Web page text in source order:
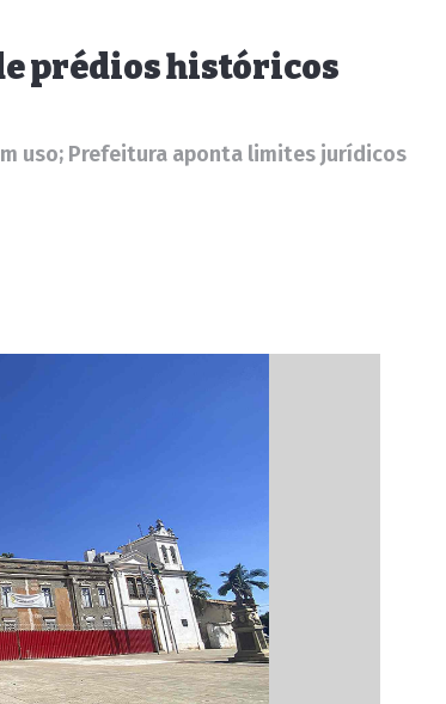
prédios históricos
uso; Prefeitura aponta limites jurídicos